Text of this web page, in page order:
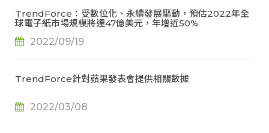
TrendForce：受數位化、永續發展驅動，預估2022年全
球電子紙市場規模將達47億美元，年增近50%
2022/09/19
TrendForce針對蘋果發表會提供相關數據
2022/03/08